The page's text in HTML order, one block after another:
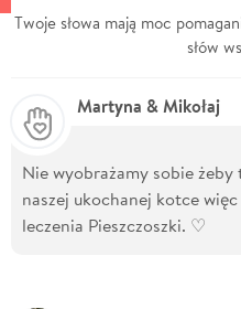
Twoje słowa mają moc
słów
Martyna & Mikołaj
Nie wyobrażamy sobie żeby
naszej ukochanej kotce
leczenia Pieszczoszki. ♡